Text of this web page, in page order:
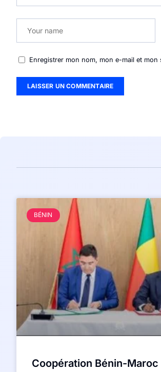
Enregistrer mon nom, mon e-mail et
BÉNIN
Coopération Bénin-Maroc